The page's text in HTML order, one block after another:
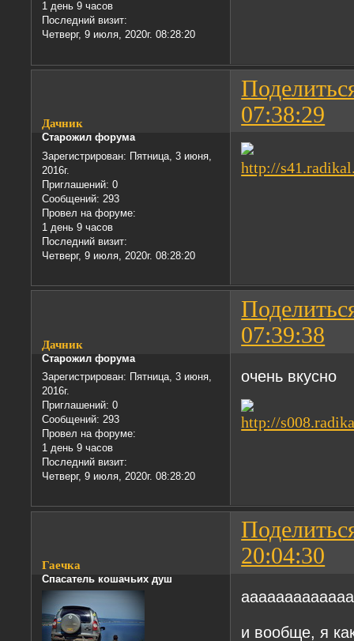
1 день 9 часов
Последний визит:
Четверг, 9 июля, 2020г. 08:28:20
07:38:29
Дачник
Старожил форума
Зарегистрирован: Пятница, 3 июня,
2016г.
Приглашений: 0
Сообщений: 293
Провел на форуме:
1 день 9 часов
Последний визит:
Четверг, 9 июля, 2020г. 08:28:20
07:39:38
Дачник
Старожил форума
Зарегистрирован: Пятница, 3 июня,
2016г.
Приглашений: 0
Сообщений: 293
Провел на форуме:
1 день 9 часов
Последний визит:
Четверг, 9 июля, 2020г. 08:28:20
очень вкусно
20:04:30
Гаечка
Спасатель кошачьих душ
и вообще, я